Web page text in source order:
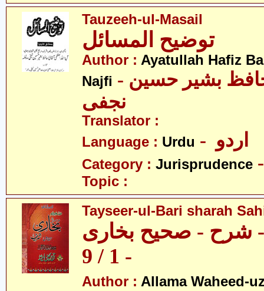
Tauzeeh-ul-Masail
توضیح المسائل
Author : Ayatullah Hafiz
Najfi - آیت اللہ سیّد حافظ بشیر حسین
نجفی
Translator :
Language : Urdu
Category : Jurisprudence
Topic :
Tayseer-ul-Bari sharah
- شرح - صحیح بخاری
- 1 / 9
Author : Allama Waheed-